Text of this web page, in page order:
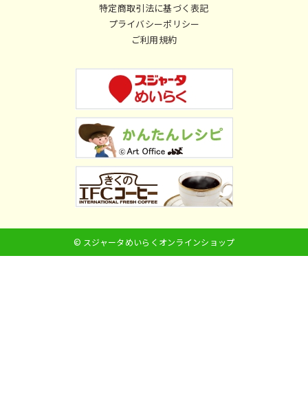
特定商取引法に基づく表記
プライバシーポリシー
ご利用規約
© スジャータめいらくオンラインショップ